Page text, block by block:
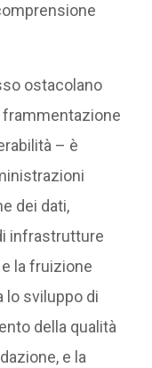
ostacolano
– è
dei dati,
infrastrutture
la fruizione
lo sviluppo di
della qualità
e la